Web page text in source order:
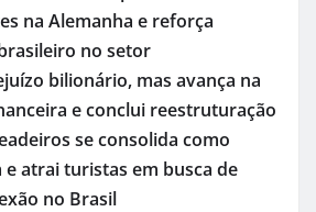
na Alemanha e reforça
no setor
bilionário, mas avança na
e conclui reestruturação
se consolida como
atrai turistas em busca de
no Brasil